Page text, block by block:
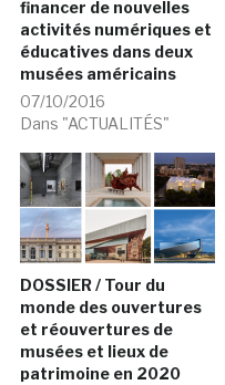
financer de nouvelles
activités numériques et
éducatives dans deux
musées américains
07/10/2016
Dans "ACTUALITÉS"
DOSSIER / Tour du
monde des ouvertures
et réouvertures de
musées et lieux de
patrimoine en 2020